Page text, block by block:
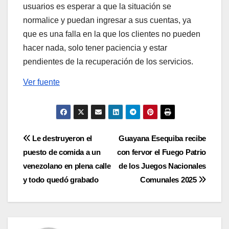
usuarios es esperar a que la situación se
normalice y puedan ingresar a sus cuentas, ya
que es una falla en la que los clientes no pueden
hacer nada, solo tener paciencia y estar
pendientes de la recuperación de los servicios.
Ver fuente
Navegación
de
entradas
Guayana Esequiba recibe
con fervor el Fuego Patrio
de los Juegos Nacionales
Comunales 2025
Le destruyeron el
puesto de comida a un
venezolano en plena calle
y todo quedó grabado